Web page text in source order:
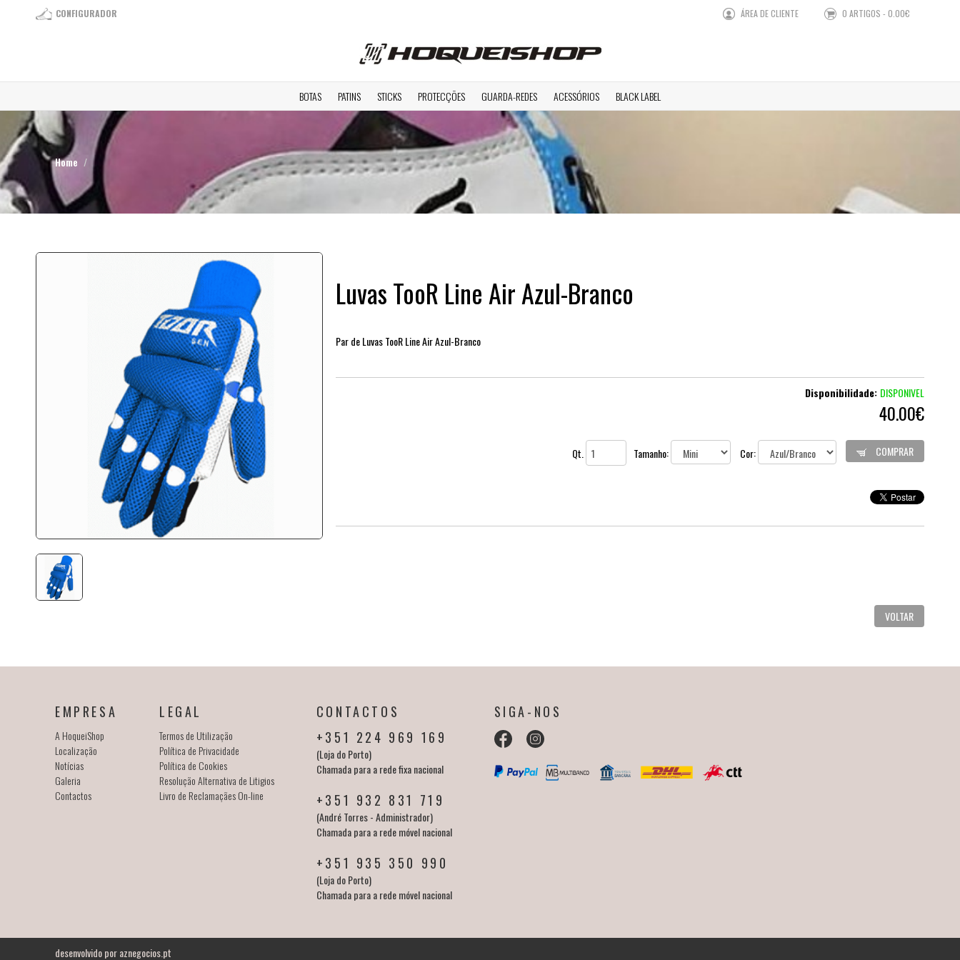
CONFIGURADOR ÁREA DE CLIENTE 0 ARTIGOS - 0.00€
BOTAS PATINS STICKS PROTECÇÕES GUARDA-REDES ACESSÓRIOS BLACK LABEL
Home
Luvas TooR Line Air Azul-Branco
Par de Luvas TooR Line Air Azul-Branco
Disponibilidade: DISPONIVEL
40.00€
Qt. Tamanho: Cor: COMPRAR
VOLTAR
EMPRESA
A HoqueiShop
Localização
Notícias
Galeria
Contactos
LEGAL
Termos de Utilização
Política de Privacidade
Política de Cookies
Resolução Alternativa de Litigios
Livro de Reclamaçães On-line
CONTACTOS
+351 224 969 169
(Loja do Porto)
Chamada para a rede fixa nacional
+351 932 831 719
(André Torres - Administrador)
Chamada para a rede móvel nacional
+351 935 350 990
(Loja do Porto)
Chamada para a rede móvel nacional
SIGA-NOS
desenvolvido poraznegocios.pt